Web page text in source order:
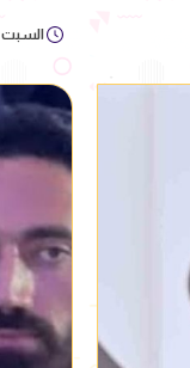
السبت 08/أغسطس/2026 - 02:32 ص